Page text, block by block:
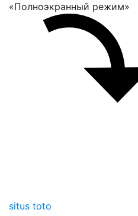
«Полноэкранный режим»
situs toto